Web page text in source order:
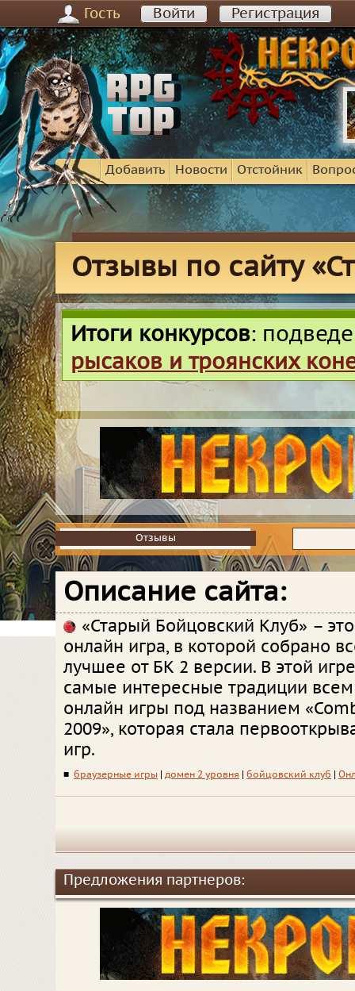
Гость Войти Регистрация
Добавить Новости Отстойник
Отзывы по сайту
Итоги конкурсов:
рысаков и троянских
Отзывы
Отзывы
Описание сайта:
«Старый Бойцовский Клуб» –
онлайн игра, в которой собрано
лучшее от БК 2 версии. В этой
самые интересные традиции всем
онлайн игры под названием
2009», которая стала
игр.
■ браузерные игры домен 2 уровня бойцовский клуб
Предложения партнеров: